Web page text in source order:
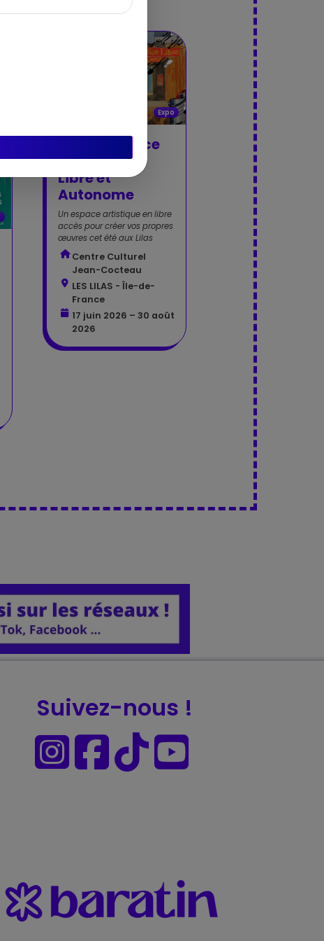
Expo
ECLA – Espace
de Création
Libre et
Autonome
Un espace artistique en libre
accès pour créer vos propres
œuvres cet été aux Lilas
Centre Culturel
Jean-Cocteau
LES LILAS - Île-de-
France
17 juin 2026 – 30 août
2026
Suivez-nous !